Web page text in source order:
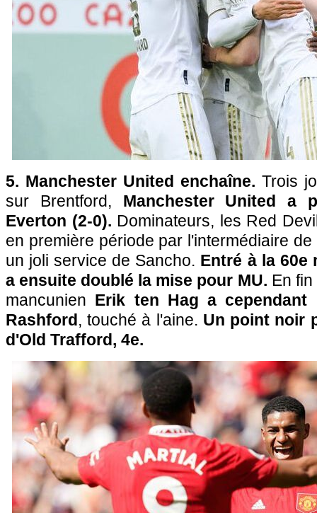
5. Manchester United enchaîne. Trois
sur Brentford, Manchester United a
Everton (2-0). Dominateurs, les Red
en première période par l'intermédiaire
un joli service de Sancho. Entré à la 60e
a ensuite doublé la mise pour MU. En
mancunien Erik ten Hag a cependant
Rashford, touché à l'aine. Un point noir
d'Old Trafford, 4e.